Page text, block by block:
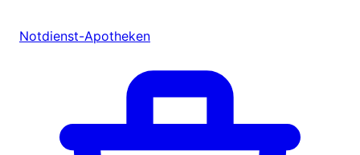
Notdienst-Apotheken